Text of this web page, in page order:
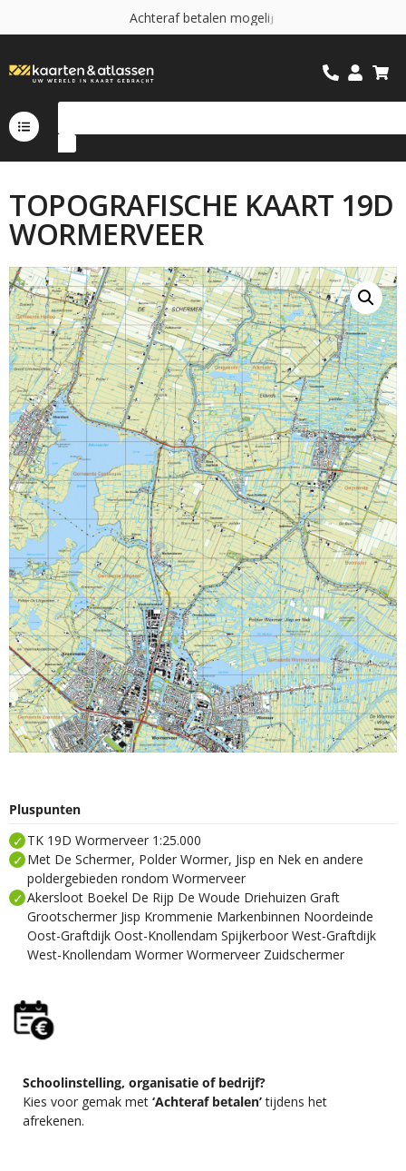
Achteraf betalen mogelij
TOPOGRAFISCHE KAART 19D
WORMERVEER
Pluspunten
TK 19D Wormerveer 1:25.000
Met De Schermer, Polder Wormer, Jisp en Nek en andere
poldergebieden rondom Wormerveer
Akersloot Boekel De Rijp De Woude Driehuizen Graft
Grootschermer Jisp Krommenie Markenbinnen Noordeinde
Oost-Graftdijk Oost-Knollendam Spijkerboor West-Graftdijk
West-Knollendam Wormer Wormerveer Zuidschermer
Schoolinstelling, organisatie of bedrijf?
Kies voor gemak met ‘Achteraf betalen’tijdens het
afrekenen.